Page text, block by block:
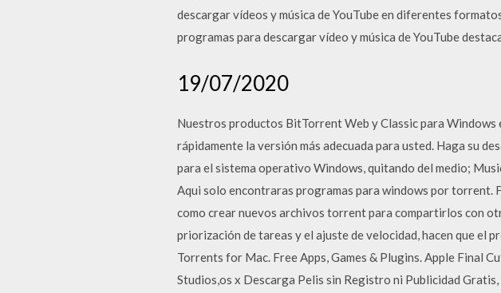
descargar vídeos y música de YouTube en diferentes
programas para descargar vídeo y música de YouTube
19/07/2020
Nuestros productos BitTorrent Web y Classic para
rápidamente la versión más adecuada para usted. Haga su
para el sistema operativo Windows, quitando del medio;
Aqui solo encontraras programas para windows por
como crear nuevos archivos torrent para compartirlos con
priorización de tareas y el ajuste de velocidad, hacen que el
Torrents for Mac. Free Apps, Games & Plugins. Apple Final
Studios,os x Descarga Pelis sin Registro ni Publicidad